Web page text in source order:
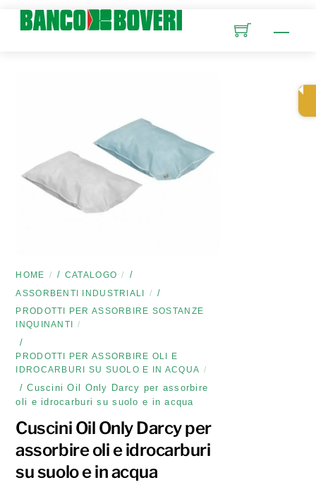
Skip
HOME / CATALOGO /
ASSORBENTI INDUSTRIALI /
PRODOTTI PER ASSORBIRE SOSTANZE
INQUINANTI
/
PRODOTTI PER ASSORBIRE OLI E
IDROCARBURI SU SUOLO E IN ACQUA
/ Cuscini Oil Only Darcy per assorbire
oli e idrocarburi su suolo e in acqua
Cuscini Oil Only Darcy per
assorbire oli e idrocarburi
su suolo e in acqua